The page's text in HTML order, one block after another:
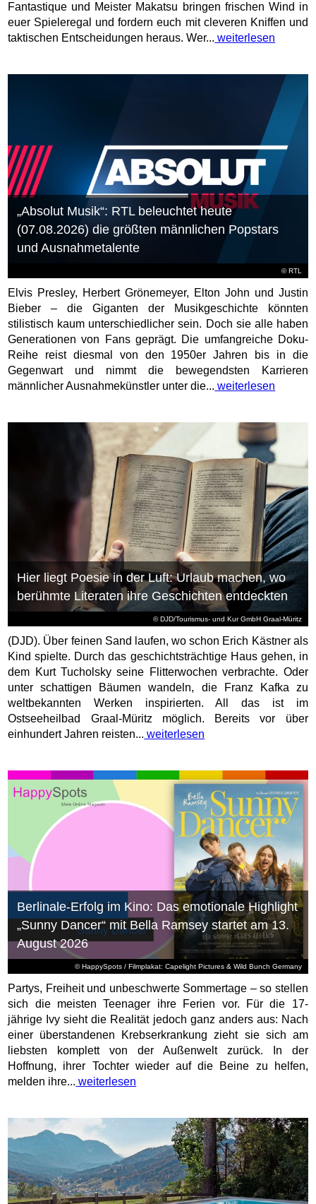
Fantastique und Meister Makatsu bringen frischen Wind in
euer Spieleregal und fordern euch mit cleveren Kniffen und
taktischen Entscheidungen heraus. Wer... weiterlesen
©RTL
„Absolut Musik“: RTL beleuchtet heute
(07.08.2026) die größten männlichen Popstars
und Ausnahmetalente
Elvis Presley, Herbert Grönemeyer, Elton John und Justin
Bieber – die Giganten der Musikgeschichte könnten
stilistisch kaum unterschiedlicher sein. Doch sie alle haben
Generationen von Fans geprägt. Die umfangreiche Doku-
Reihe reist diesmal von den 1950er Jahren bis in die
Gegenwart und nimmt die bewegendsten Karrieren
männlicher Ausnahmekünstler unter die... weiterlesen
© DJD/Tourismus- und Kur GmbH Graal-Müritz
Hier liegt Poesie in der Luft: Urlaub machen, wo
berühmte Literaten ihre Geschichten entdeckten
(DJD). Über feinen Sand laufen, wo schon Erich Kästner als
Kind spielte. Durch das geschichtsträchtige Haus gehen, in
dem Kurt Tucholsky seine Flitterwochen verbrachte. Oder
unter schattigen Bäumen wandeln, die Franz Kafka zu
weltbekannten Werken inspirierten. All das ist im
Ostseeheilbad Graal-Müritz möglich. Bereits vor über
einhundert Jahren reisten... weiterlesen
© HappySpots / Filmplakat: Capelight Pictures & Wild Bunch Germany
Berlinale-Erfolg im Kino: Das emotionale Highlight
„Sunny Dancer“ mit Bella Ramsey startet am 13.
August 2026
Partys, Freiheit und unbeschwerte Sommertage – so stellen
sich die meisten Teenager ihre Ferien vor. Für die 17-
jährige Ivy sieht die Realität jedoch ganz anders aus: Nach
einer überstandenen Krebserkrankung zieht sie sich am
liebsten komplett von der Außenwelt zurück. In der
Hoffnung, ihrer Tochter wieder auf die Beine zu helfen,
melden ihre... weiterlesen